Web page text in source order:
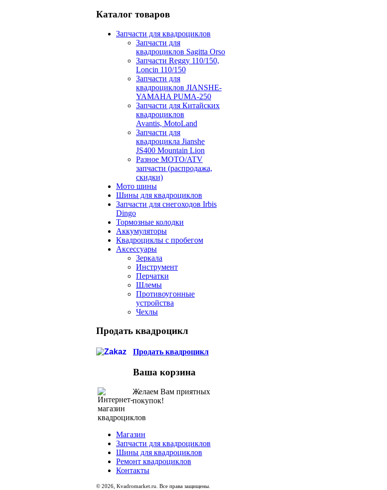
Каталог товаров
Запчасти для квадроциклов
Запчасти для
квадроциклов Sagitta Orso
Запчасти Reggy 110/150,
Loncin 110/150
Запчасти для
квадроциклов JIANSHE-
YAMAHA PUMA-250
Запчасти для Китайских
квадроциклов
Avantis, MotoLand
Запчасти для
квадроцикла Jianshe
JS400 Mountain Lion
Разное МОТО/ATV
запчасти (распродажа,
скидки)
Мото шины
Шины для квадроциклов
Запчасти для снегоходов Irbis
Dingo
Тормозные колодки
Аккумуляторы
Квадроциклы с пробегом
Аксессуары
Зеркала
Инструмент
Перчатки
Шлемы
Противоугонные
устройства
Чехлы
Продать квадроцикл
Продать квадроцикл
Ваша корзина
Желаем Вам приятных
покупок!
Магазин
Запчасти для квадроциклов
Шины для квадроциклов
Ремонт квадроциклов
Контакты
© 2026, Kvadromarket.ru. Все права защищены.